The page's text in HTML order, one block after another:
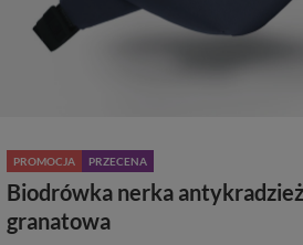
PROMOCJA PRZECENA
Biodrówka nerka
granatowa